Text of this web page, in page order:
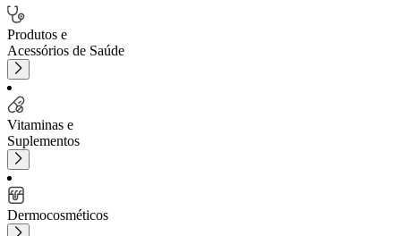
Produtos e
Acessórios de Saúde
Vitaminas e
Suplementos
Dermocosméticos